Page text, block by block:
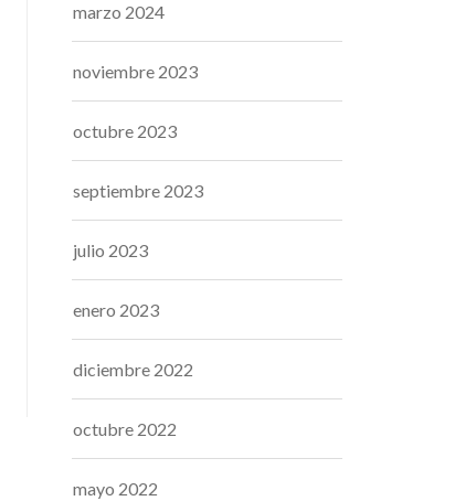
marzo 2024
noviembre 2023
octubre 2023
septiembre 2023
julio 2023
enero 2023
diciembre 2022
octubre 2022
mayo 2022